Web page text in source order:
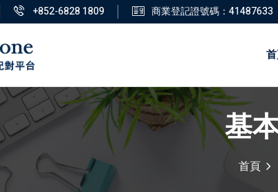
+852-6828 1809 商業登記證號碼：41487633
基
首頁
登錄